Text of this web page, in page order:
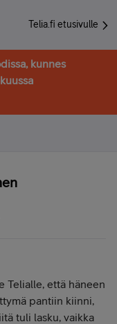
Telia.fi etusivulle
kunnes
Telialle, että häneen
pantiin kiinni,
tuli lasku, vaikka